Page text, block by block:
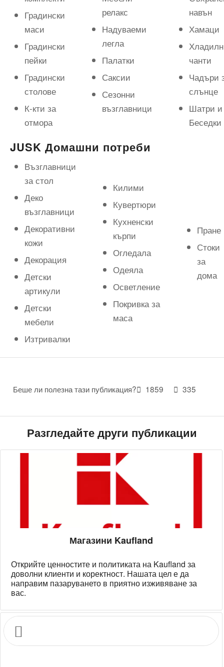
Градински
маси
Градински
пейки
Градински
столове
К-кти за
отмора
релакс
Надуваеми
легла
Палатки
Саксии
Сезонни
възглавници
навън
Хамаци
чанти
Чадъри
слънце
Шатри и
Беседки
JUSK Домашни потреби
Възглавници
за стол
Деко
възглавници
Декоративни
кожи
Декорация
Детски
артикули
Детски
мебели
Изтривалки
Килими
Кувертюри
Кухненски
кърпи
Огледала
Одеяла
Осветление
Покривка за
маса
Пране
Стоки
за
дома
Беше ли полезна тази публикация? 1859 335
Разгледайте други публикации
Магазини Kaufland
Открийте ценностите и политиката на Kaufland за
доволни клиенти и коректност. Нашата цел е да
направим пазаруването в приятно изживяване за
вас.